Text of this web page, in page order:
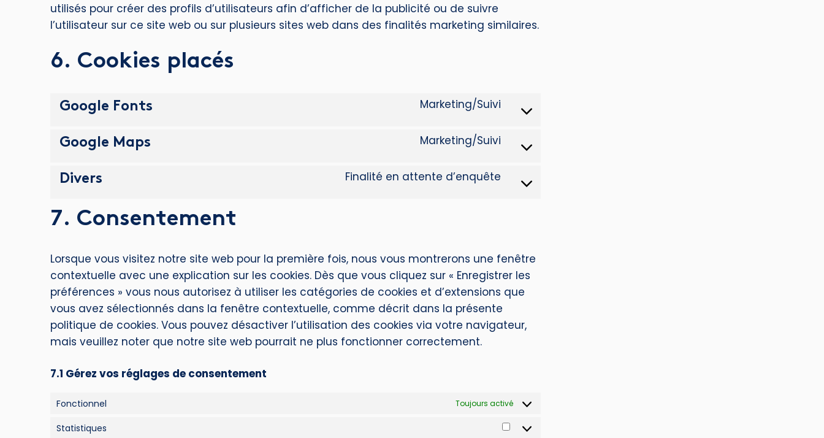
utilisés pour créer des profils d’utilisateurs afin d’afficher de la publicité ou de suivre
l’utilisateur sur ce site web ou sur plusieurs sites web dans des finalités marketing similaires.
6. Cookies placés
Google Fonts Marketing/Suivi
Google Maps Marketing/Suivi
Divers Finalité en attente d’enquête
7. Consentement
Lorsque vous visitez notre site web pour la première fois, nous vous montrerons une fenêtre
contextuelle avec une explication sur les cookies. Dès que vous cliquez sur « Enregistrer les
préférences » vous nous autorisez à utiliser les catégories de cookies et d’extensions que
vous avez sélectionnés dans la fenêtre contextuelle, comme décrit dans la présente
politique de cookies. Vous pouvez désactiver l’utilisation des cookies via votre navigateur,
mais veuillez noter que notre site web pourrait ne plus fonctionner correctement.
7.1 Gérez vos réglages de consentement
Fonctionnel Toujours activé
Statistiques